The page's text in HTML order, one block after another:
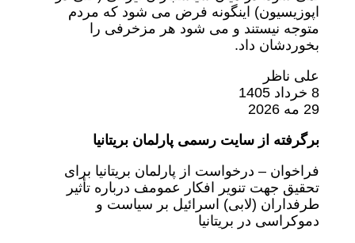
اپوزیسیون) اینگونه فرض می شود که مردم
متوجه نیستند و می شود هر مزخرفی را
بخوردشان داد.
علی ناظر
8 خرداد 1405
29 مه 2026
برگرفته از سایت رسمی پارلمان بریتانیا
فراخوان – درخواست از پارلمان بریتانیا برای
تحقیق جهت تنویر افکار عمومف درباره تأثیر
طرفداران (لابی) اسرائیل بر سیاست و
دموکراسی در بریتانیا